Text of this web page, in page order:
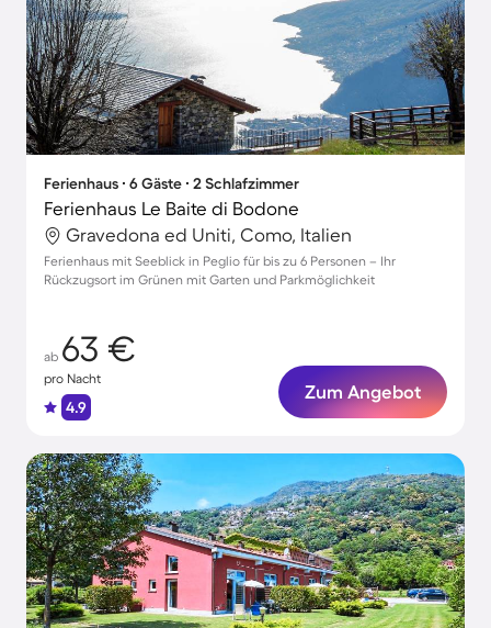
Ferienhaus ∙ 6 Gäste ∙ 2 Schlafzimmer
Ferienhaus Le Baite di Bodone
Gravedona ed Uniti, Como, Italien
Ferienhaus mit Seeblick in Peglio für bis zu 6 Personen – Ihr
Rückzugsort im Grünen mit Garten und Parkmöglichkeit
ab 63 €
pro Nacht
4.9
Zum Angebot